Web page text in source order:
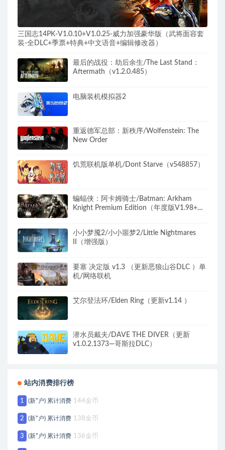
三国志14PK-V1.0.10+V1.0.25-威力加强豪华版（武将面容套
装-全DLC+季票+特典+中文语音+编辑修改器）
最后的战役：劫后余生/The Last Stand：
Aftermath（v1.2.0.485）
电脑装机模拟器2
重返德军总部：新秩序/Wolfenstein: The
New Order
饥荒联机版单机/Dont Starve（v548857）
蝙蝠侠：阿卡姆骑士/Batman: Arkham
Knight Premium Edition（年度版V1.98+全
小小梦魇2/小小噩梦2/Little Nightmares
II（增强版）
要塞 决定版 v1.3 （更新恶狼山谷DLC ）单
机/网络联机
艾尔登法环/Elden Ring（更新v1.14 ）
潜水员戴夫/DAVE THE DIVER（更新
v1.0.2.1373—哥斯拉DLC）
站内消费排行榜
1 (新*户) 累计消费 144金币
2 (新*户) 累计消费 138金币
3 (新*户) 累计消费 136金币